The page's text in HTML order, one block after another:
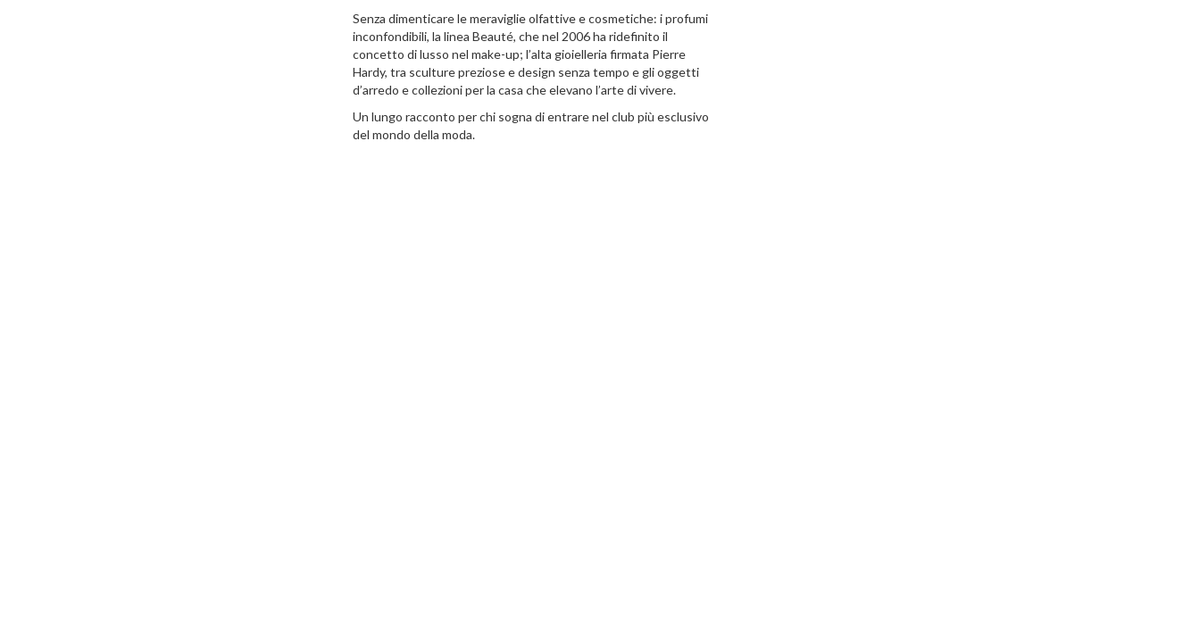
Senza dimenticare le meraviglie olfattive e cosmetiche: i profumi
inconfondibili, la linea Beauté, che nel 2006 ha ridefinito il
concetto di lusso nel make-up; l’alta gioielleria firmata Pierre
Hardy, tra sculture preziose e design senza tempo e gli oggetti
d’arredo e collezioni per la casa che elevano l’arte di vivere.
Un lungo racconto per chi sogna di entrare nel club più esclusivo
del mondo della moda.